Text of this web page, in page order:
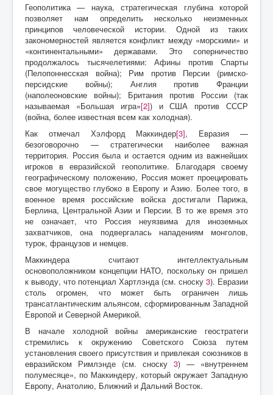
Геополитика — наука, стратегическая глубина которой
позволяет нам определить несколько неизменных
принципов человеческой истории. Одной из таких
закономерностей является конфликт между «морскими» и
«континентальными» державами. Это соперничество
продолжалось тысячелетиями: Афины против Спарты
(Пелопоннесская война); Рим против Персии (римско-
персидские войны); Англия против Франции
(наполеоновские войны); Британия против России (так
называемая «Большая игра»[2]) и США против СССР
(война, более известная всем как холодная).
Как отмечал Хэлфорд Маккиндер[3], Евразия —
безоговорочно — стратегически наиболее важная
территория. Россия была и остается одним из важнейших
игроков в евразийской геополитике. Благодаря своему
географическому положению, Россия может проецировать
свое могущество глубоко в Европу и Азию. Более того, в
военное время российские войска достигали Парижа,
Берлина, Центральной Азии и Персии. В то же время это
не означает, что Россия неуязвима для иноземных
захватчиков, она подвергалась нападениям монголов,
турок, французов и немцев.
Маккиндера считают интеллектуальным
основоположником концепции НАТО, поскольку он пришел
к выводу, что потенциал Хартлэнда (см. сноску 3). Евразии
столь огромен, что может быть ограничен лишь
трансатлантическим альянсом, сформированным Западной
Европой и Северной Америкой.
В начале холодной войны американские геостратеги
стремились к окружению Советского Союза путем
установления своего присутствия и привлекая союзников в
евразийском Римлэнде (см. сноску 3) — «внутреннем
полумесяце», по Маккиндеру, который окружает Западную
Европу, Анатолию, Ближний и Дальний Восток.